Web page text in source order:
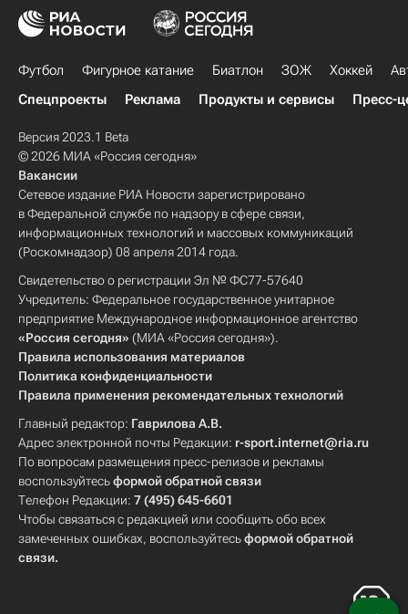
Футбол Фигурное катание Биатлон ЗОЖ Хоккей
Спецпроекты
Реклама Продукты и сервисы Пресс-
Версия 2023.1 Beta
© 2026 МИА «Россия сегодня»
Вакансии
Сетевое издание РИА Новости зарегистрировано
в Федеральной службе по надзору в сфере связи,
информационных технологий и массовых коммуникаций
(Роскомнадзор) 08 апреля 2014 года.
Свидетельство о регистрации Эл № ФС77-57640
Учредитель: Федеральное государственное унитарное
предприятие Международное информационное агентство
«Россия сегодня» (МИА «Россия сегодня»).
Правила использования материалов
Политика конфиденциальности
Правила применения рекомендательных технологий
Главный редактор: Гаврилова А.В.
Адрес электронной почты Редакции: r-sport.internet@ria.ru
По вопросам размещения пресс-релизов и рекламы
воспользуйтесьформой обратной связи
Телефон Редакции: 7 (495) 645-6601
Чтобы связаться с редакцией или сообщить обо всех
замеченных ошибках, воспользуйтесьформой обратной
связи.